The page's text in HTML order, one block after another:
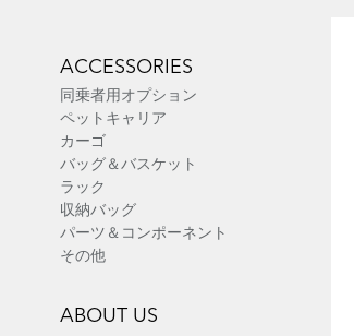
ACCESSORIES
同乗者用オプション
ペットキャリア
カーゴ
バッグ＆バスケット
ラック
収納バッグ
パーツ＆コンポーネント
その他
ABOUT US